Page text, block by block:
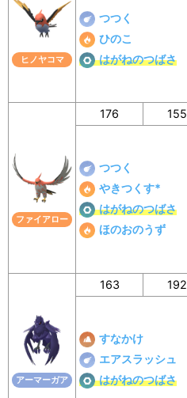
ヒノヤコマ
つつく
ひのこ
はがねのつばさ
ファイアロー
176 155
つつく
やきつくす*
はがねのつばさ
ほのおのうず
アーマーガア
163 192
すなかけ
エアスラッシュ
はがねのつばさ